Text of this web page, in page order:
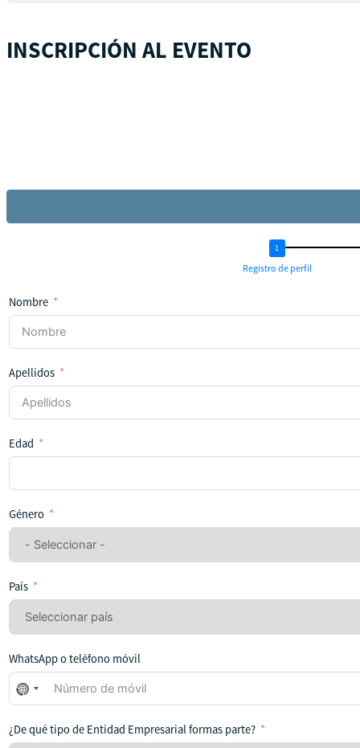
INSCRIPCIÓN AL EVENTO
Registro de perfil
Nombre
Apellidos
Edad
Género
País
WhatsApp o teléfono móvil
No
se
seleccionado
¿De qué tipo de Entidad Empresarial formas parte?